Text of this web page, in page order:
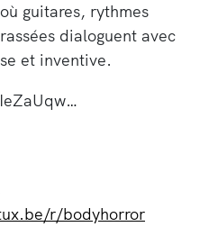
guitares, rythmes
dialoguent avec
et inventive.
r/bodyhorror